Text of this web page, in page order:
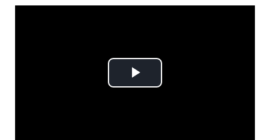
Play